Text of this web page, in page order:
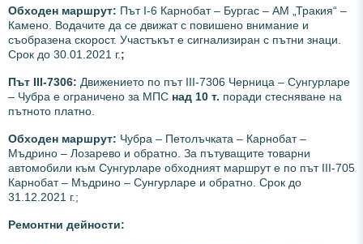
Обходен маршрут: Път I-6 Карнобат – Бургас – АМ „Тракия“ –
Камено. Водачите да се движат с повишено внимание и
съобразена скорост. Участъкът е сигнализиран с пътни знаци.
Срок до 30.01.2021 г.;
Път III-7306: Движението по път ІІІ-7306 Черница – Сунгурларе
– Чубра е ограничено за МПС над 10 т. поради стесняване на
пътното платно.
Обходен маршрут: Чубра – Петолъчката – Карнобат –
Мъдрино – Лозарево и обратно. За пътуващите товарни
автомобили към Сунгурларе обходният маршрут е по път III-705
Карнобат – Мъдрино – Сунгурларе и обратно. Срок до
31.12.2021 г.;
Ремонтни дейности: